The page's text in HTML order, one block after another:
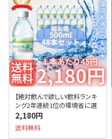
【絶対飲んで欲しい!飲料ランキ
ング2年連続1位の環境省に選
定された天然水!】 大容量48本
入り! 1本あたり45円の環境省
選定の
2,180円
送料無料